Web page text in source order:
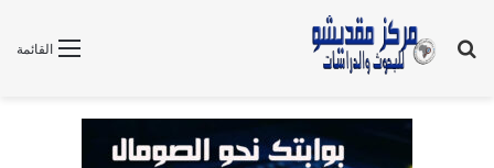
القائمة
بحث